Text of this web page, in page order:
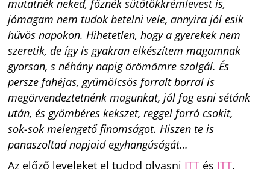
mutatnék neked, főznék sütötökkrémlevest is,
jómagam nem tudok betelni vele, annyira jól esik
hűvös napokon. Hihetetlen, hogy a gyerekek nem
szeretik, de így is gyakran elkészítem magamnak
gyorsan, s néhány napig örömömre szolgál. És
persze fahéjas, gyümölcsös forralt borral is
megörvendeztetnénk magunkat, jól fog esni sétánk
után, és gyömbéres kekszet, reggel forró csokit,
sok-sok melengető finomságot. Hiszen te is
panaszoltad napjaid egyhangúságát…
Az előző leveleket el tudod olvasni ITT és ITT.